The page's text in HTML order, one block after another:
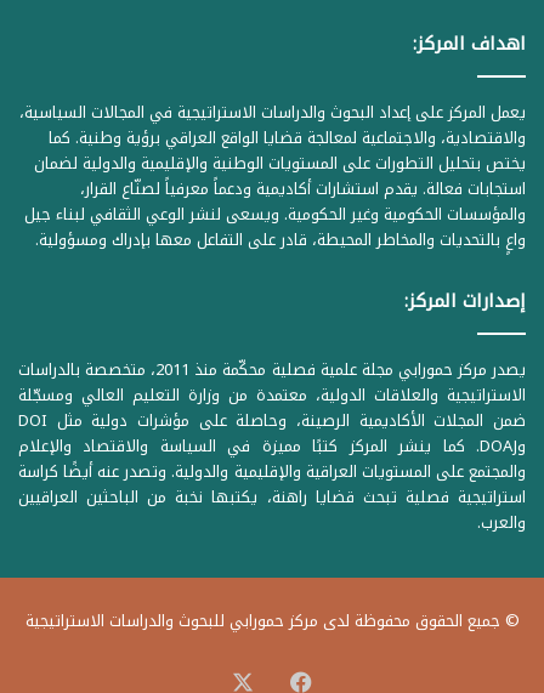
اهداف المركز:
يعمل المركز على إعداد البحوث والدراسات الاستراتيجية في المجالات السياسية،
والاقتصادية، والاجتماعية لمعالجة قضايا الواقع العراقي برؤية وطنية. كما
يختص بتحليل التطورات على المستويات الوطنية والإقليمية والدولية لضمان
استجابات فعالة. يقدم استشارات أكاديمية ودعماً معرفياً لصنّاع القرار،
والمؤسسات الحكومية وغير الحكومية. ويسعى لنشر الوعي الثقافي لبناء جيل
واعٍ بالتحديات والمخاطر المحيطة، قادر على التفاعل معها بإدراك ومسؤولية.
إصدارات المركز:
يصدر مركز حمورابي مجلة علمية فصلية محكّمة منذ 2011، متخصصة بالدراسات
الاستراتيجية والعلاقات الدولية، معتمدة من وزارة التعليم العالي ومسجّلة
ضمن المجلات الأكاديمية الرصينة، وحاصلة على مؤشرات دولية مثل DOI
وDOAJ. كما ينشر المركز كتبًا مميزة في السياسة والاقتصاد والإعلام
والمجتمع على المستويات العراقية والإقليمية والدولية. وتصدر عنه أيضًا كراسة
استراتيجية فصلية تبحث قضايا راهنة، يكتبها نخبة من الباحثين العراقيين
والعرب.
© جميع الحقوق محفوظة لدى مركز حمورابي للبحوث والدراسات الاستراتيجية
فيسبوك